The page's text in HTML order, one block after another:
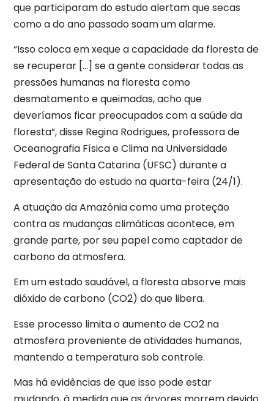
que participaram do estudo alertam que secas
como a do ano passado soam um alarme.
“Isso coloca em xeque a capacidade da floresta de
se recuperar […] se a gente considerar todas as
pressões humanas na floresta como
desmatamento e queimadas, acho que
deveríamos ficar preocupados com a saúde da
floresta”, disse Regina Rodrigues, professora de
Oceanografia Física e Clima na Universidade
Federal de Santa Catarina (UFSC) durante a
apresentação do estudo na quarta-feira (24/1).
A atuação da Amazônia como uma proteção
contra as mudanças climáticas acontece, em
grande parte, por seu papel como captador de
carbono da atmosfera.
Em um estado saudável, a floresta absorve mais
dióxido de carbono (CO2) do que libera.
Esse processo limita o aumento de CO2 na
atmosfera proveniente de atividades humanas,
mantendo a temperatura sob controle.
Mas há evidências de que isso pode estar